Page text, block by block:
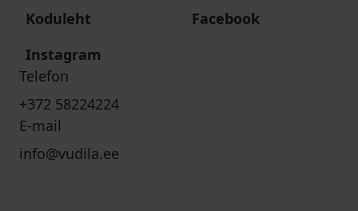
Koduleht
Facebook
Instagram
Telefon
+372 58224224
E-mail
info@vudila.ee